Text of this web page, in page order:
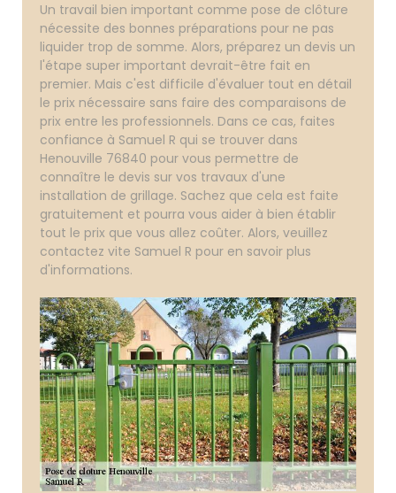
Un travail bien important comme pose de clôture
nécessite des bonnes préparations pour ne pas
liquider trop de somme. Alors, préparez un devis un
l'étape super important devrait-être fait en
premier. Mais c'est difficile d'évaluer tout en détail
le prix nécessaire sans faire des comparaisons de
prix entre les professionnels. Dans ce cas, faites
confiance à Samuel R qui se trouver dans
Henouville 76840 pour vous permettre de
connaître le devis sur vos travaux d'une
installation de grillage. Sachez que cela est faite
gratuitement et pourra vous aider à bien établir
tout le prix que vous allez coûter. Alors, veuillez
contactez vite Samuel R pour en savoir plus
d'informations.